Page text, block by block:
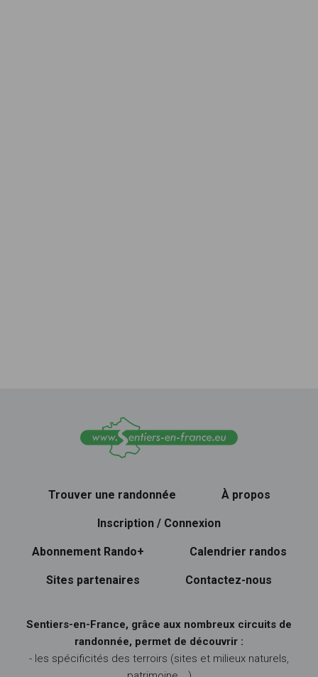
Trouver une randonnée À propos
Inscription / Connexion
Abonnement Rando+ Calendrier randos
Sites partenaires Contactez-nous
Sentiers-en-France, grâce aux nombreux circuits de
randonnée, permet de découvrir :
- les spécificités des terroirs (sites et milieux naturels,